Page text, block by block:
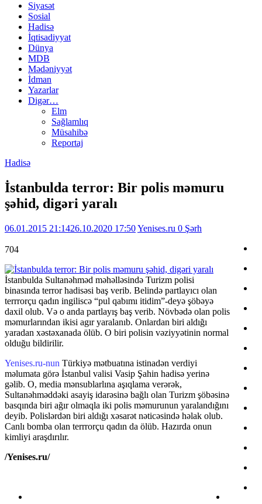
Siyasət
Sosial
Hadisə
İqtisadiyyat
Dünya
MDB
Mədəniyyət
İdman
Yazarlar
Digər…
Elm
Sağlamlıq
Müsahibə
Reportaj
Hadisə
İstanbulda terror: Bir polis məmuru
şəhid, digəri yaralı
06.01.2015 21:1426.10.2020 17:50Yenises.ru 0 Şərh
704
İstanbulda Sultanəhməd məhəlləsində Turizm polisi
binasında terror hadisəsi baş verib. Belində partlayıcı olan
terrrorçu qadın ingiliscə “pul qabımı itidim”-deyə şöbəyə
daxil olub. Və o anda partlayış baş verib. Növbədə olan polis
məmurlarından ikisi agır yaralanıb. Onlardan biri aldığı
yaradan xəstəxanada ölüb. O biri polisin vəziyyətinin normal
olduğu bildirilir.
Yenises.ru-nun Türkiyə mətbuatına istinadən verdiyi
məlumata görə İstanbul valisi Vasip Şahin hadisə yerinə
gəlib. O, media mənsublarlına aşıqlama verərək,
Sultanəhməddəki asayiş idarəsinə bağlı olan Turizm şöbəsinə
basqında biri ağır olmaqla iki polis məmurunun yaralandığını
deyib. Polislərdən biri aldığı xəsarət nəticəsində həlak olub.
Canlı bomba olan terrrorçu qadın da ölüb. Hazırda onun
kimliyi araşdırılır.
/Yenises.ru/